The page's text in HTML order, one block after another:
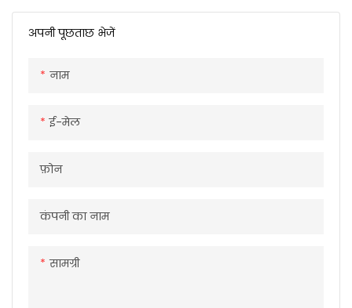
अपनी पूछताछ भेजें
नाम
ई-मेल
फ़ोन
कंपनी का नाम
सामग्री